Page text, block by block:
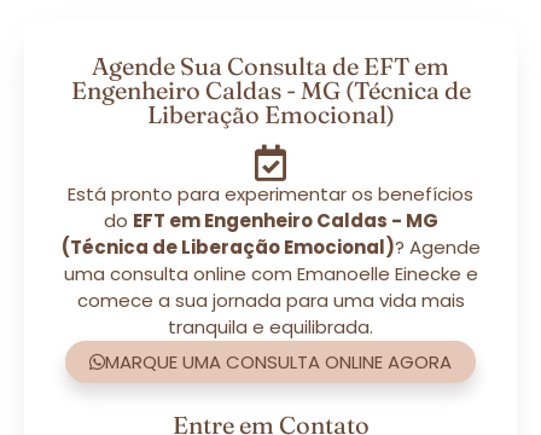
Agende Sua Consulta de EFT em
Engenheiro Caldas - MG (Técnica de
Liberação Emocional)
Está pronto para experimentar os benefícios
do EFT em Engenheiro Caldas - MG
(Técnica de Liberação Emocional)? Agende
uma consulta online com Emanoelle Einecke e
comece a sua jornada para uma vida mais
tranquila e equilibrada.
MARQUE UMA CONSULTA ONLINE AGORA
Entre em Contato